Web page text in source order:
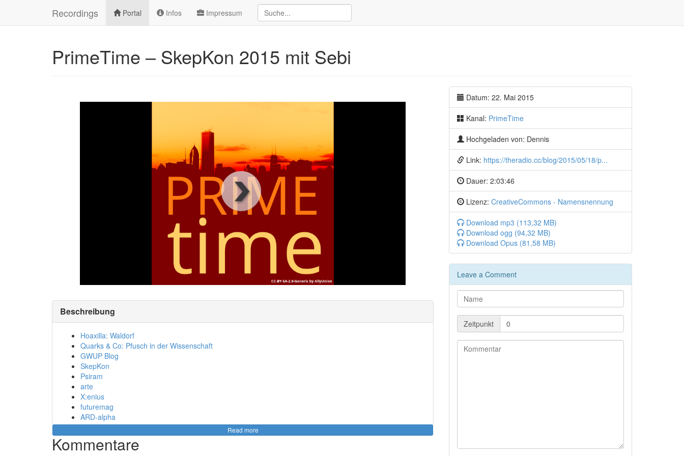
Recordings Portal Infos Impressum
PrimeTime – SkepKon 2015 mit Sebi
00:00 00:00:00
Beschreibung
Hoaxilla: Waldorf
Quarks & Co: Pfusch in der Wissenschaft
GWUP Blog
SkepKon
Psiram
arte
X:enius
futuremag
ARD-alpha
ZDF Leschs Kosmos
Zu Sebi:
Read more
Kommentare
Datum: 22. Mai 2015
Kanal: PrimeTime
Hochgeladen von: Dennis
Link: https://theradio.cc/blog/2015/05/18/p...
Dauer: 2:03:46
Lizenz: CreativeCommons - Namensnennung
Download mp3 (113,32 MB)
Download ogg (94,32 MB)
Download Opus (81,58 MB)
Leave a Comment
Zeitpunkt